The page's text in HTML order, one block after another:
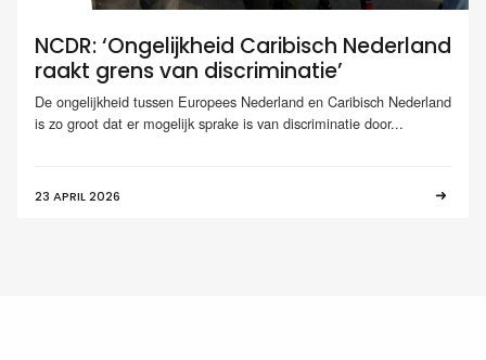
NCDR: ‘Ongelijkheid Caribisch Nederland
raakt grens van discriminatie’
De ongelijkheid tussen Europees Nederland en Caribisch Nederland
is zo groot dat er mogelijk sprake is van discriminatie door...
23 APRIL 2026